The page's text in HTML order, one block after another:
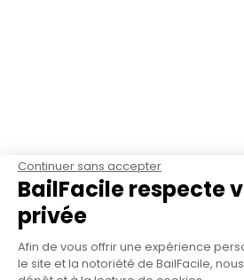
Continuer sans accepter
BailFacile respecte
privée
Afin de vous offrir une expérience
le site et la notoriété de BailFacile,